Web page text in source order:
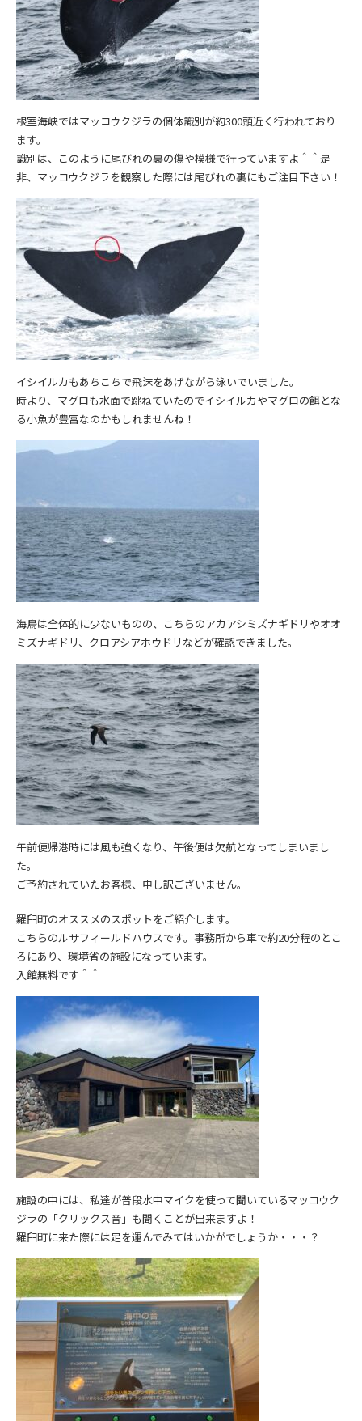
根室海峡ではマッコウクジラの個体識別が約300頭近く行われており
ます。
識別は、このように尾びれの裏の傷や模様で行っていますよ＾＾是
非、マッコウクジラを観察した際には尾びれの裏にもご注目下さい！
イシイルカもあちこちで飛沫をあげながら泳いでいました。
時より、マグロも水面で跳ねていたのでイシイルカやマグロの餌とな
る小魚が豊富なのかもしれませんね！
海鳥は全体的に少ないものの、こちらのアカアシミズナギドリやオオ
ミズナギドリ、クロアシアホウドリなどが確認できました。
午前便帰港時には風も強くなり、午後便は欠航となってしまいまし
た。
ご予約されていたお客様、申し訳ございません。
羅臼町のオススメのスポットをご紹介します。
こちらのルサフィールドハウスです。事務所から車で約20分程のとこ
ろにあり、環境省の施設になっています。
入館無料です＾＾
施設の中には、私達が普段水中マイクを使って聞いているマッコウク
ジラの「クリックス音」も聞くことが出来ますよ！
羅臼町に来た際には足を運んでみてはいかがでしょうか・・・？